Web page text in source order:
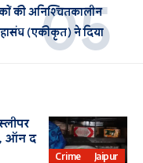
की अनिश्चितकालीन
(एकीकृत) ने दिया
Crime Jaipur
ऑन द